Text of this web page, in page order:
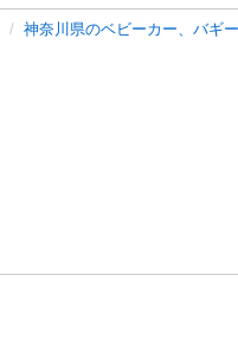
神奈川県のベビーカー、バギー